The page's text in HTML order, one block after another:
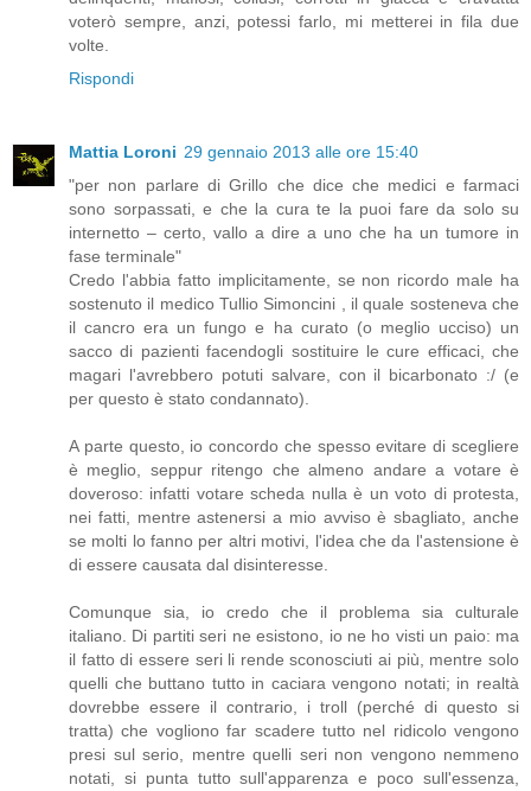
voterò sempre, anzi, potessi farlo, mi metterei in fila due
volte.
Rispondi
Mattia Loroni 29 gennaio 2013 alle ore 15:40
"per non parlare di Grillo che dice che medici e farmaci
sono sorpassati, e che la cura te la puoi fare da solo su
internetto – certo, vallo a dire a uno che ha un tumore in
fase terminale"
Credo l'abbia fatto implicitamente, se non ricordo male ha
sostenuto il medico Tullio Simoncini , il quale sosteneva che
il cancro era un fungo e ha curato (o meglio ucciso) un
sacco di pazienti facendogli sostituire le cure efficaci, che
magari l'avrebbero potuti salvare, con il bicarbonato :/ (e
per questo è stato condannato).
A parte questo, io concordo che spesso evitare di scegliere
è meglio, seppur ritengo che almeno andare a votare è
doveroso: infatti votare scheda nulla è un voto di protesta,
nei fatti, mentre astenersi a mio avviso è sbagliato, anche
se molti lo fanno per altri motivi, l'idea che da l'astensione è
di essere causata dal disinteresse.
Comunque sia, io credo che il problema sia culturale
italiano. Di partiti seri ne esistono, io ne ho visti un paio: ma
il fatto di essere seri li rende sconosciuti ai più, mentre solo
quelli che buttano tutto in caciara vengono notati; in realtà
dovrebbe essere il contrario, i troll (perché di questo si
tratta) che vogliono far scadere tutto nel ridicolo vengono
presi sul serio, mentre quelli seri non vengono nemmeno
notati, si punta tutto sull'apparenza e poco sull'essenza,